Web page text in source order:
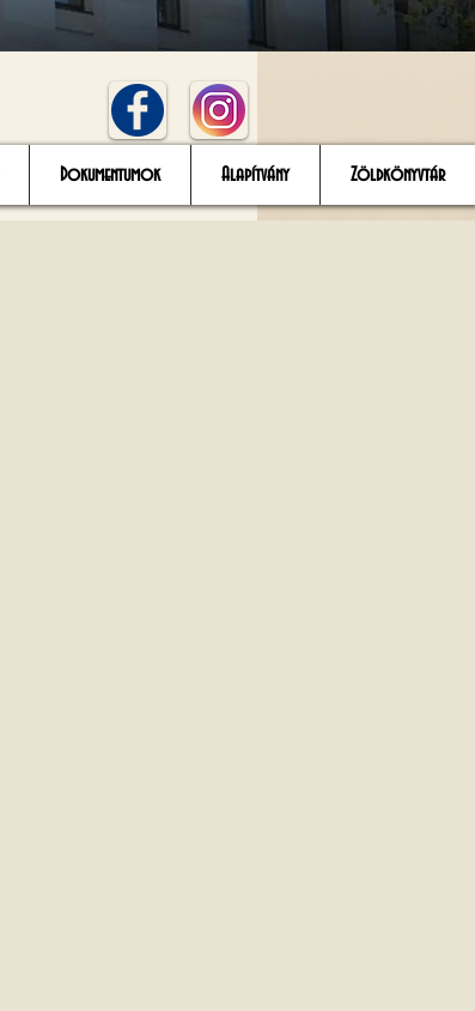
Dokumentumok Alapítvány Zöldkönyvtár